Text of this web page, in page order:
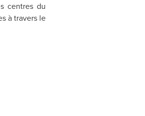
centres du
à travers le